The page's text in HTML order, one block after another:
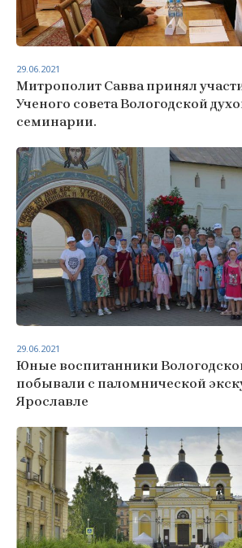
Митрополит Савва принял
Ученого совета Вологодской
семинарии.
29.06.2021
Юные воспитанники
побывали с паломнической
Ярославле
29.06.2021